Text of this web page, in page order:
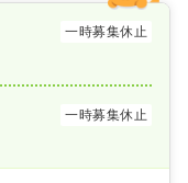
一時募集休止
一時募集休止